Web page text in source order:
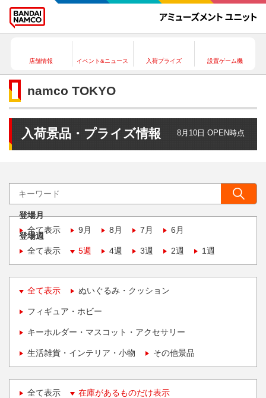
店舗情報 イベント&ニュース 入荷プライズ 設置ゲーム機
namco TOKYO
入荷景品・プライズ情報 8月10日 OPEN時点
登場月
全て表示
9月 8月 7月 6月
登場週
全て表示
5週 4週 3週 2週 1週
全て表示 ぬいぐるみ・クッション
フィギュア・ホビー
キーホルダー・マスコット・アクセサリー
生活雑貨・インテリア・小物 その他景品
全て表示 在庫があるものだけ表示